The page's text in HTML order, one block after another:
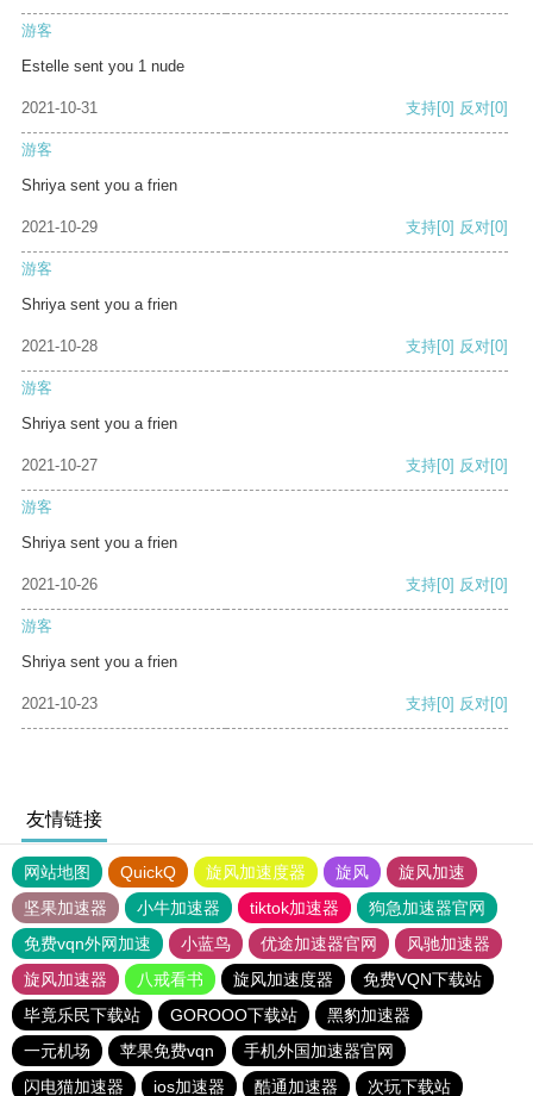
游客
Estelle sent you 1 nude
2021-10-31 支持[0] 反对[0]
游客
Shriya sent you a frien
2021-10-29 支持[0] 反对[0]
游客
Shriya sent you a frien
2021-10-28 支持[0] 反对[0]
游客
Shriya sent you a frien
2021-10-27 支持[0] 反对[0]
游客
Shriya sent you a frien
2021-10-26 支持[0] 反对[0]
游客
Shriya sent you a frien
2021-10-23 支持[0] 反对[0]
友情链接
网站地图 QuickQ 旋风加速度器 旋风
旋风加速
坚果加速器
小牛加速器 tiktok加速器
狗急加速器官网
免费vqn外网加速
小蓝鸟 优途加速器官网
风驰加速器
旋风加速器
八戒看书 旋风加速度器
免费VQN下载站
毕竟乐民下载站
GOROOO下载站
黑豹加速器
一元机场
苹果免费vqn
手机外国加速器官网
闪电猫加速器
ios加速器 酷通加速器 次玩下载站